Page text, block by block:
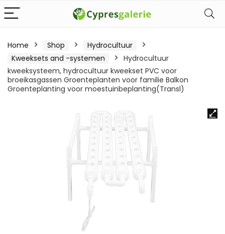
Home Shop
Hydrocultuur
Kweeksets and -systemen
Hydrocultuur
kweeksysteem, hydrocultuur kweekset PVC voor
broeikasgassen Groenteplanten voor familie Balkon
Groenteplanting voor moestuinbeplanting(Transl)